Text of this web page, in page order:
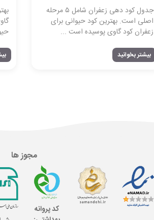
جدول کود دهی زعفران شامل ۵ مرحله
اصلی است. بهترین کود حیوانی برای
زعفران کود گاوی پوسیده است ...
بیشتر بخوانید
مجوز ها
کد پروانه